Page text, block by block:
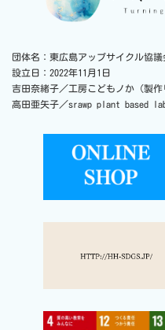
団体名：東広島アップサイクル協
設立日：2022年11月1日
吉田奈緒子／工房こどもノか（製作
高田亜矢子／srawp plant based